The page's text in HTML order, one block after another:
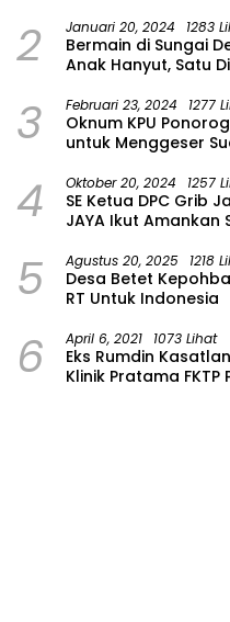
2 Januari 20, 2024 1283
Bermain di Sungai
Anak Hanyut, Satu
3 Februari 23, 2024 1277
Oknum KPU
untuk Menggeser
4 Oktober 20, 2024 1257
SE Ketua DPC Grib
JAYA Ikut Amankan
5 Agustus 20, 2025 1218
Desa Betet
RT Untuk Indonesia
6 April 6, 2021 1073 Lihat
Eks Rumdin
Klinik Pratama